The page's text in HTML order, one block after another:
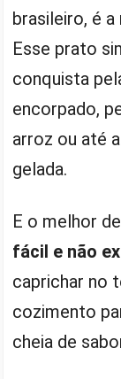
brasileiro, é
Esse prato
conquista
encorpado,
arroz ou até
gelada.
E o melhor
fácil e não
caprichar no
cozimento
cheia de